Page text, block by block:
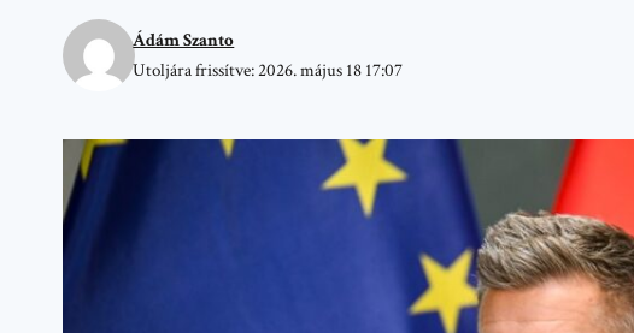
Utoljára frissítve: 2026. május 18 17:07
Ádám Szanto